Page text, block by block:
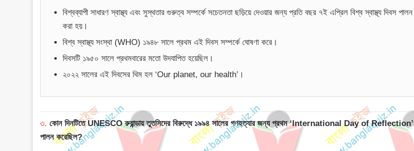
বিশ্বব্যাপী সাধারণ স্বাস্থ্য এবং সুস্থতার গুরুত্ব সম্পর্কে সচেতনতা ছড়িয়ে দেওয়ার জন্য প্রতি বছর ৭ই এপ্রিল বিশ্ব স্বাস্থ্য দিবস পালন
করা হয়।
বিশ্ব স্বাস্থ্য সংস্থা (WHO) ১৯৪৮ সালে প্রথম এই দিবস সম্পর্কে ঘোষণা করে।
দিবসটি ১৯৫০ সালে প্রথমবারের মতো উদযাপিত হয়েছিল।
২০২২ সালের এই দিবসের থিম হল ‘Our planet, our health’।
৩. কোন দিনটিতে UNESCO রুয়ান্ডায় তুতসিদের বিরুদ্ধে ১৯৯৪ সালের গণহত্যার জন্য প্রথম ‘International Day of Reflection’
পালন করেছিল?